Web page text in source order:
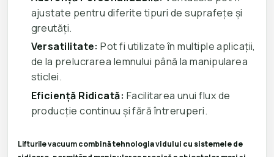
ajustate pentru diferite tipuri de suprafețe și
greutăți.
Versatilitate: Pot fi utilizate în multiple aplicații,
de la prelucrarea lemnului până la manipularea
sticlei.
Eficiență Ridicată: Facilitarea unui flux de
producție continuu și fără întreruperi.
Lifturile vacuumcombină tehnologia vidului cu sistemele de